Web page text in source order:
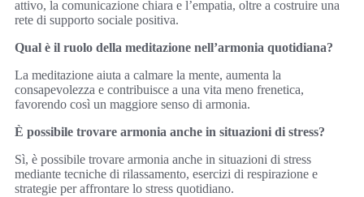
attivo, la comunicazione chiara e l’empatia, oltre a costruire una
rete di supporto sociale positiva.
Qual è il ruolo della meditazione nell’armonia quotidiana?
La meditazione aiuta a calmare la mente, aumenta la
consapevolezza e contribuisce a una vita meno frenetica,
favorendo così un maggiore senso di armonia.
È possibile trovare armonia anche in situazioni di stress?
Sì, è possibile trovare armonia anche in situazioni di stress
mediante tecniche di rilassamento, esercizi di respirazione e
strategie per affrontare lo stress quotidiano.